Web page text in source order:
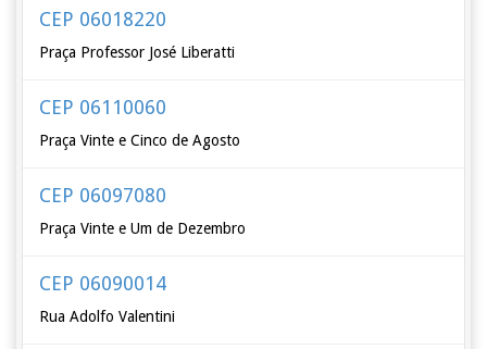
CEP 06018220
Praça Professor José Liberatti
CEP 06110060
Praça Vinte e Cinco de Agosto
CEP 06097080
Praça Vinte e Um de Dezembro
CEP 06090014
Rua Adolfo Valentini